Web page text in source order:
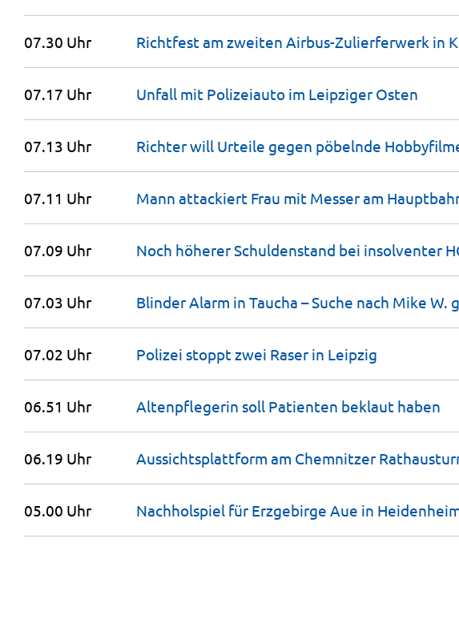
07.30 Uhr Richtfest am zweiten Airbus-Zulierferwerk in
07.17 Uhr Unfall mit Polizeiauto im Leipziger Osten
07.13 Uhr Richter will Urteile gegen pöbelnde
07.11 Uhr Mann attackiert Frau mit Messer am
07.09 Uhr Noch höherer Schuldenstand bei insolventer
07.03 Uhr Blinder Alarm in Taucha – Suche nach Mike W.
07.02 Uhr Polizei stoppt zwei Raser in Leipzig
06.51 Uhr Altenpflegerin soll Patienten beklaut haben
06.19 Uhr Aussichts­plattform am Chemnitzer
05.00 Uhr Nachholspiel für Erzgebirge Aue in